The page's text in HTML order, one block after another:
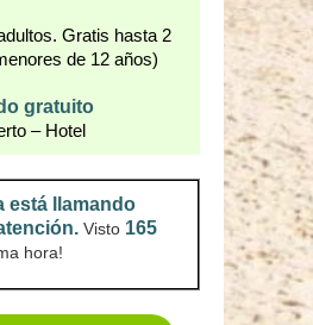
Gratis hasta 2
de 12 años)
gratuito
– Hotel
está llamando
Visto 165
hora!